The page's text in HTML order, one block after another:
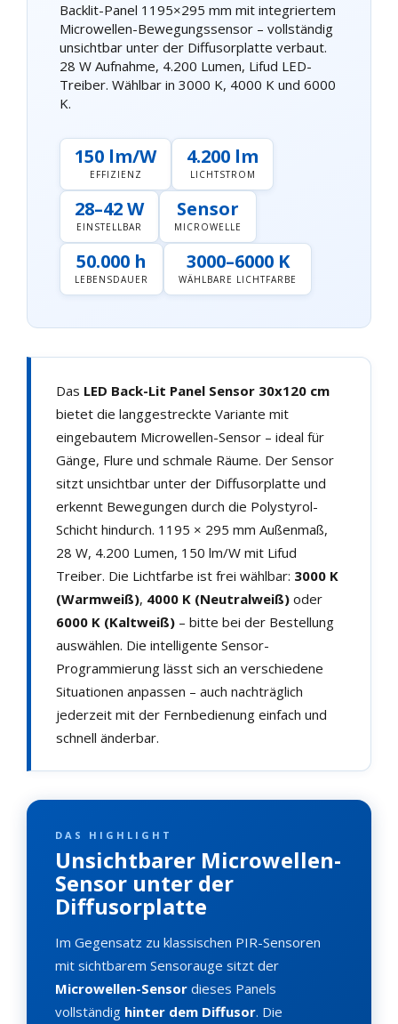
Backlit-Panel 1195×295 mm mit integriertem
Microwellen-Bewegungssensor – vollständig
unsichtbar unter der Diffusorplatte verbaut.
28 W Aufnahme, 4.200 Lumen, Lifud LED-
Treiber. Wählbar in 3000 K, 4000 K und 6000
K.
150 lm/W
EFFIZIENZ
4.200 lm
LICHTSTROM
28–42 W
EINSTELLBAR
Sensor
MICROWELLE
50.000 h
LEBENSDAUER
3000–6000 K
WÄHLBARE LICHTFARBE
Das LED Back-Lit Panel Sensor 30x120 cm
bietet die langgestreckte Variante mit
eingebautem Microwellen-Sensor – ideal für
Gänge, Flure und schmale Räume. Der Sensor
sitzt unsichtbar unter der Diffusorplatte und
erkennt Bewegungen durch die Polystyrol-
Schicht hindurch. 1195 × 295 mm Außenmaß,
28 W, 4.200 Lumen, 150 lm/W mit Lifud
Treiber. Die Lichtfarbe ist frei wählbar: 3000 K
(Warmweiß), 4000 K (Neutralweiß) oder
6000 K (Kaltweiß) – bitte bei der Bestellung
auswählen. Die intelligente Sensor-
Programmierung lässt sich an verschiedene
Situationen anpassen – auch nachträglich
jederzeit mit der Fernbedienung einfach und
schnell änderbar.
DAS HIGHLIGHT
Unsichtbarer Microwellen-
Sensor unter der
Diffusorplatte
Im Gegensatz zu klassischen PIR-Sensoren
mit sichtbarem Sensorauge sitzt der
Microwellen-Sensor dieses Panels
vollständig hinter dem Diffusor. Die